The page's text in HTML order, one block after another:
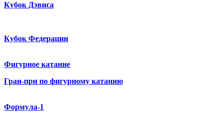
Кубок Дэвиса
Кубок Федерации
Фигурное катание
Гран-при по фигурному катанию
Формула-1